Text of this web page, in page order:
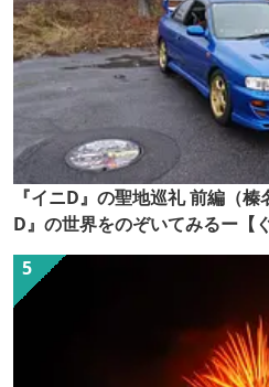
『イニD』の聖地巡礼 前編（
D』の世界をのぞいてみるー【
（ぐん記者）】